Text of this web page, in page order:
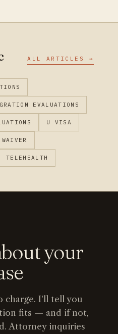
ALL ARTICLES →
EVALUATIONS
U VISA
TELEHEALTH
your
charge. I'll tell you
fits — and if not,
Attorney inquiries